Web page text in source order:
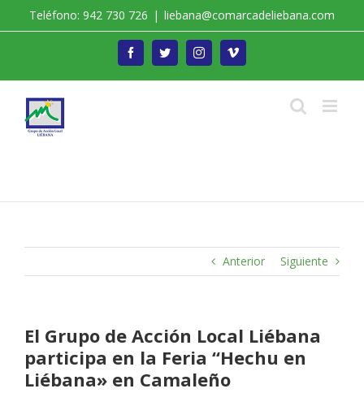
Teléfono: 942 730 726 | liebana@comarcadeliebana.com
FacebookTwitterInstagramVimeo
Anterior Siguiente
El Grupo de Acción Local Liébana
participa en la Feria “Hechu en
Liébana» en Camaleño